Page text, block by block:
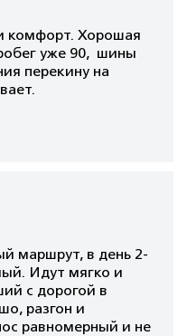
комфорт. Хорошая
уже 90, шины
перекину на
маршрут, в день 2-
Идут мягко и
с дорогой в
разгон и
равномерный и не